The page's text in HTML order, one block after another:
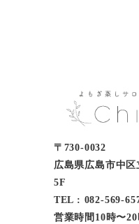
〒730-0032
広島県広島市中
5F
TEL : 082-569-
営業時間10時〜